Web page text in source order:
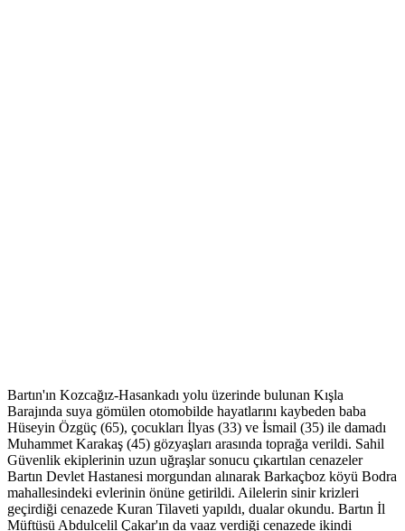
Bartın'ın Kozcağız-Hasankadı yolu üzerinde bulunan Kışla
Barajında suya gömülen otomobilde hayatlarını kaybeden baba
Hüseyin Özgüç (65), çocukları İlyas (33) ve İsmail (35) ile damadı
Muhammet Karakaş (45) gözyaşları arasında toprağa verildi. Sahil
Güvenlik ekiplerinin uzun uğraşlar sonucu çıkartılan cenazeler
Bartın Devlet Hastanesi morgundan alınarak Barkaçboz köyü Bodra
mahallesindeki evlerinin önüne getirildi. Ailelerin sinir krizleri
geçirdiği cenazede Kuran Tilaveti yapıldı, dualar okundu. Bartın İl
Müftüsü Abdulcelil Çakar'ın da vaaz verdiği cenazede ikindi